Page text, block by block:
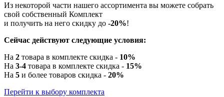
Из некоторой части нашего ассортимента вы можете собрать
свой собственный Комплект
и получить на него скидку до -20%!
Сейчас действуют следующие условия:
На 2 товара в комплекте скидка - 10%
На 3-4 товара в комплекте скидка - 15%
На 5 и более товаров скидка - 20%
Перейти к выбору комплекта